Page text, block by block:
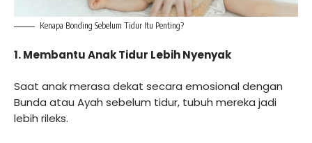
Kenapa Bonding Sebelum Tidur Itu Penting?
1.Membantu Anak Tidur Lebih Nyenyak
Saat anak merasa dekat secara emosional dengan
Bunda atau Ayah sebelum tidur, tubuh mereka jadi
lebih rileks.